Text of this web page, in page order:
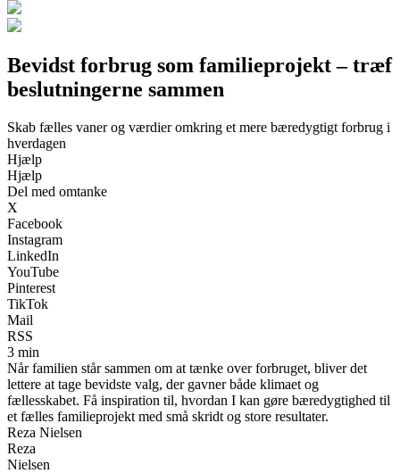
Bevidst forbrug som familieprojekt – træf
beslutningerne sammen
Skab fælles vaner og værdier omkring et mere bæredygtigt forbrug i
hverdagen
Hjælp
Hjælp
Del med omtanke
X
Facebook
Instagram
LinkedIn
YouTube
Pinterest
TikTok
Mail
RSS
3 min
Når familien står sammen om at tænke over forbruget, bliver det
lettere at tage bevidste valg, der gavner både klimaet og
fællesskabet. Få inspiration til, hvordan I kan gøre bæredygtighed til
et fælles familieprojekt med små skridt og store resultater.
Reza Nielsen
Reza
Nielsen